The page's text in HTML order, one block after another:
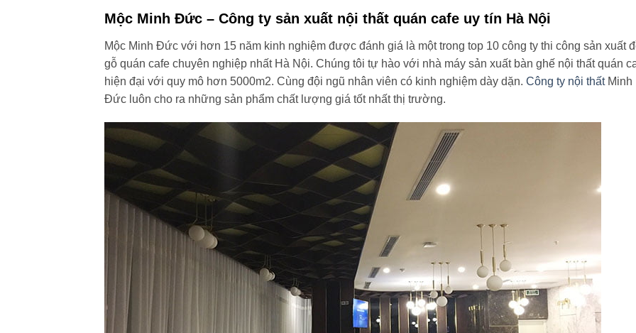
Mộc Minh Đức – Công ty sản xuất nội thất quán cafe uy tín Hà Nội
Mộc Minh Đức với hơn 15 năm kinh nghiệm được đánh giá là một trong top 10 công ty thi công sản xuất
gỗ quán cafe chuyên nghiệp nhất Hà Nội. Chúng tôi tự hào với nhà máy sản xuất bàn ghế nội thất quán
hiện đại với quy mô hơn 5000m2. Cùng đội ngũ nhân viên có kinh nghiệm dày dặn. Công ty nội thấtMinh
Đức luôn cho ra những sản phẩm chất lượng giá tốt nhất thị trường.